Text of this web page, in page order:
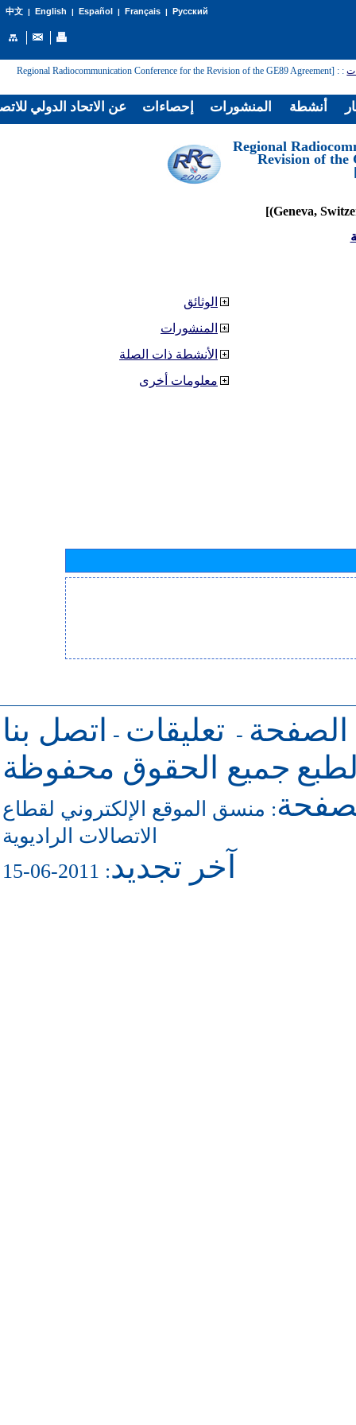
中文| English | Español | Français| Русский
:
: [Regional Radiocommunication Conference for the Revision of the GE89 Agreement
[Regional
Revision of the
الوثائق
المنشورات
الأنشطة ذات الصلة
معلومات أخرى
الصفحة - تعليقات -
اتصل بنا
جميع الحقوق محفوظة
: منسق الموقع الإلكتروني لقطاع
الاتصالات الراديوية
آخر تجديد: 2011-06-15
عن الاتحاد الدولي إحصاءات المنشورات أنشطة